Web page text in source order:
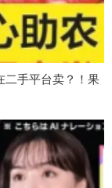
二手平台卖？！果